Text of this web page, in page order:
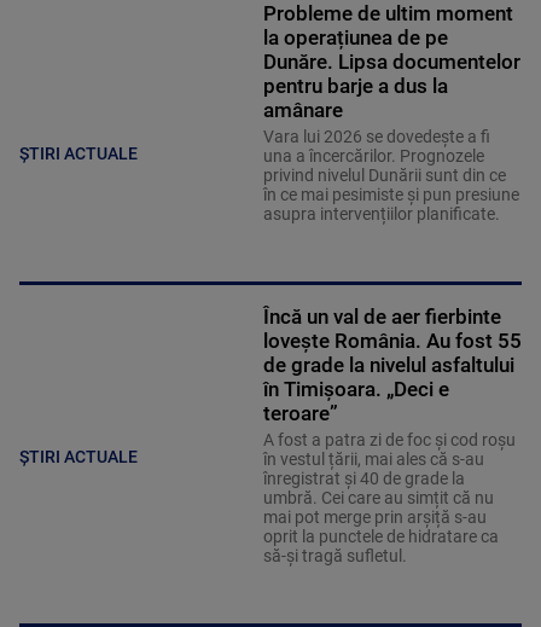
ȘTIRI ACTUALE
Probleme de ultim moment
la operațiunea de pe
Dunăre. Lipsa documentelor
pentru barje a dus la
amânare
Vara lui 2026 se dovedește a fi
una a încercărilor. Prognozele
privind nivelul Dunării sunt din ce
în ce mai pesimiste și pun presiune
asupra intervențiilor planificate.
ȘTIRI ACTUALE
Încă un val de aer fierbinte
lovește România. Au fost 55
de grade la nivelul asfaltului
în Timișoara. „Deci e
teroare”
A fost a patra zi de foc și cod roșu
în vestul țării, mai ales că s-au
înregistrat și 40 de grade la
umbră. Cei care au simțit că nu
mai pot merge prin arșiță s-au
oprit la punctele de hidratare ca
să-și tragă sufletul.